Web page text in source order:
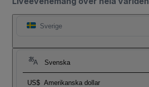
Sverige
Svenska
US$ Amerikanska dollar